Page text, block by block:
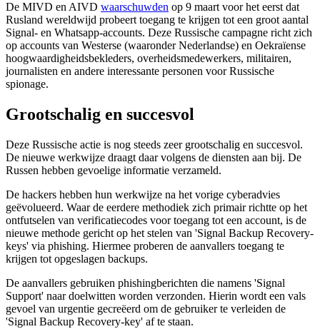
De MIVD en AIVD waarschuwden op 9 maart voor het eerst dat
Rusland wereldwijd probeert toegang te krijgen tot een groot aantal
Signal- en Whatsapp-accounts. Deze Russische campagne richt zich
op accounts van Westerse (waaronder Nederlandse) en Oekraïense
hoogwaardigheidsbekleders, overheidsmedewerkers, militairen,
journalisten en andere interessante personen voor Russische
spionage.
Grootschalig en succesvol
Deze Russische actie is nog steeds zeer grootschalig en succesvol.
De nieuwe werkwijze draagt daar volgens de diensten aan bij. De
Russen hebben gevoelige informatie verzameld.
De hackers hebben hun werkwijze na het vorige cyberadvies
geëvolueerd. Waar de eerdere methodiek zich primair richtte op het
ontfutselen van verificatiecodes voor toegang tot een account, is de
nieuwe methode gericht op het stelen van 'Signal Backup Recovery-
keys' via phishing. Hiermee proberen de aanvallers toegang te
krijgen tot opgeslagen backups.
De aanvallers gebruiken phishingberichten die namens 'Signal
Support' naar doelwitten worden verzonden. Hierin wordt een vals
gevoel van urgentie gecreëerd om de gebruiker te verleiden de
'Signal Backup Recovery-key' af te staan.